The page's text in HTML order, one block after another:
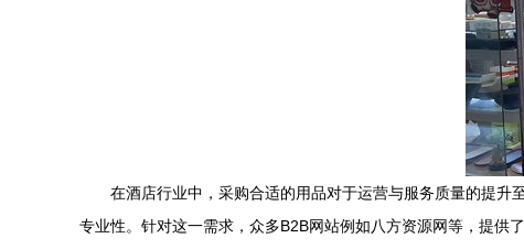
在酒店行业中，采购合适的用品对于运营与服务质量的提
专业性。针对这一需求，众多B2B网站例如八方资源网等，提供